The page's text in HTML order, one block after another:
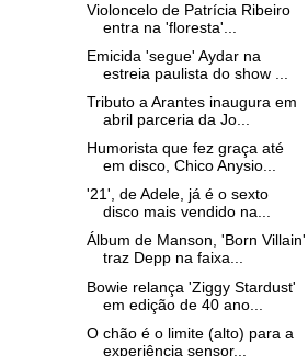
Violoncelo de Patrícia Ribeiro
entra na 'floresta'...
Emicida 'segue' Aydar na
estreia paulista do show ...
Tributo a Arantes inaugura em
abril parceria da Jo...
Humorista que fez graça até
em disco, Chico Anysio...
'21', de Adele, já é o sexto
disco mais vendido na...
Álbum de Manson, 'Born Villain'
traz Depp na faixa...
Bowie relança 'Ziggy Stardust'
em edição de 40 ano...
O chão é o limite (alto) para a
experiência sensor...